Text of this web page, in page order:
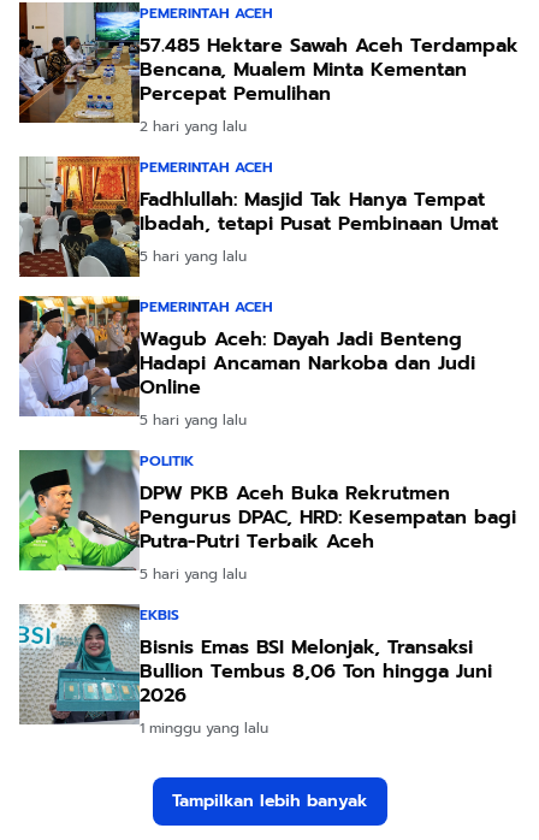
PEMERINTAH ACEH
57.485 Hektare Sawah Aceh Terdampak
Bencana, Mualem Minta Kementan
Percepat Pemulihan
2 hari yang lalu
PEMERINTAH ACEH
Fadhlullah: Masjid Tak Hanya Tempat
Ibadah, tetapi Pusat Pembinaan Umat
5 hari yang lalu
PEMERINTAH ACEH
Wagub Aceh: Dayah Jadi Benteng
Hadapi Ancaman Narkoba dan Judi
Online
5 hari yang lalu
POLITIK
DPW PKB Aceh Buka Rekrutmen
Pengurus DPAC, HRD: Kesempatan bagi
Putra-Putri Terbaik Aceh
5 hari yang lalu
EKBIS
Bisnis Emas BSI Melonjak, Transaksi
Bullion Tembus 8,06 Ton hingga Juni
2026
1 minggu yang lalu
Tampilkan lebih banyak